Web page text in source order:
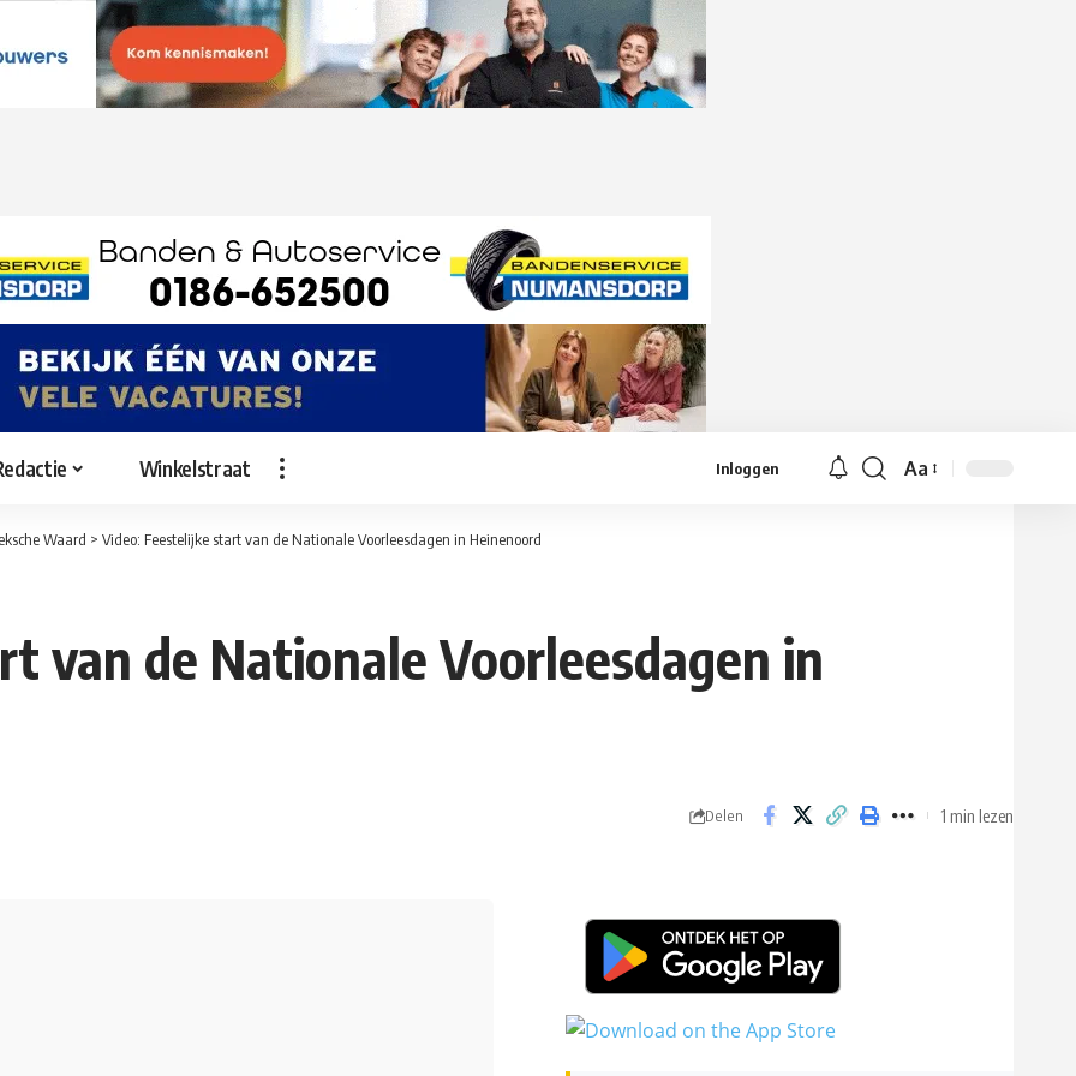
Winkelstraat Inloggen
Lettergrootte
Aa
Waard > Video: Feestelijke start van de Nationale Voorleesdagen in Heinenoord
van de Nationale Voorleesdagen in
Delen 1 min lezen